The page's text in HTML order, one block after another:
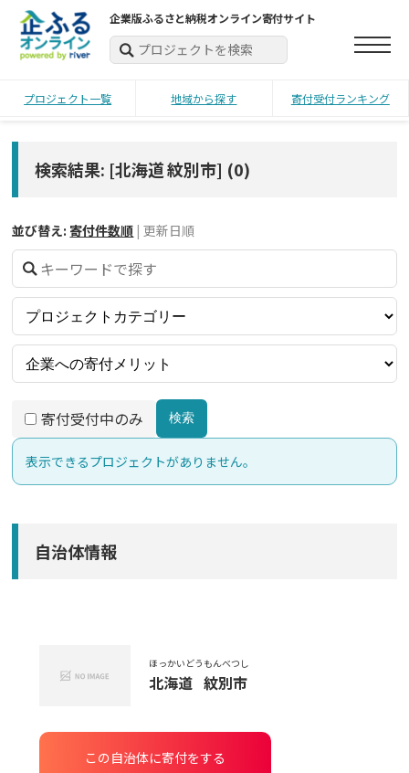
企業版ふるさと納税オンライン寄付サイト
プロジェクト一覧 地域から探す 寄付受付ランキング
検索結果: [北海道 紋別市] (0)
並び替え: 寄付件数順 | 更新日順
寄付受付中のみ 検索
表示できるプロジェクトがありません。
自治体情報
ほっかいどう
北海道
もんべつし
紋別市
この自治体に寄付をする